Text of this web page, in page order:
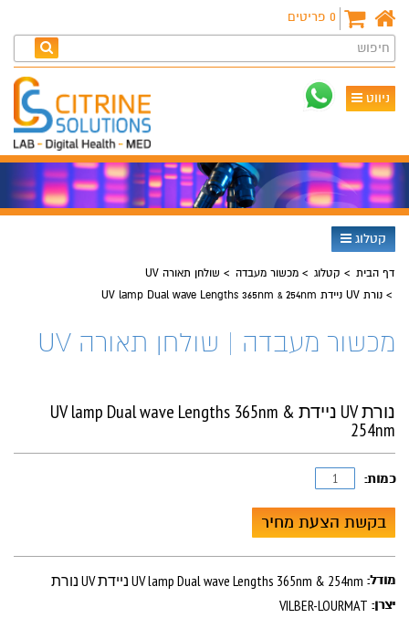
0 פריטים
חיפוש
ניווט
קטלוג
דף הבית קטלוג מכשור מעבדה
שולחן תאורה UV
נורת UV ניידת UV lamp Dual wave Lengths 365nm & 254nm
מכשור מעבדה | שולחן תאורה UV
נורת UV ניידת UV lamp Dual wave Lengths 365nm &
254nm
כמות:
בקשת הצעת מחיר
מודל: נורת UV ניידת UV lamp Dual wave Lengths 365nm & 254nm
יצרן: VILBER-LOURMAT